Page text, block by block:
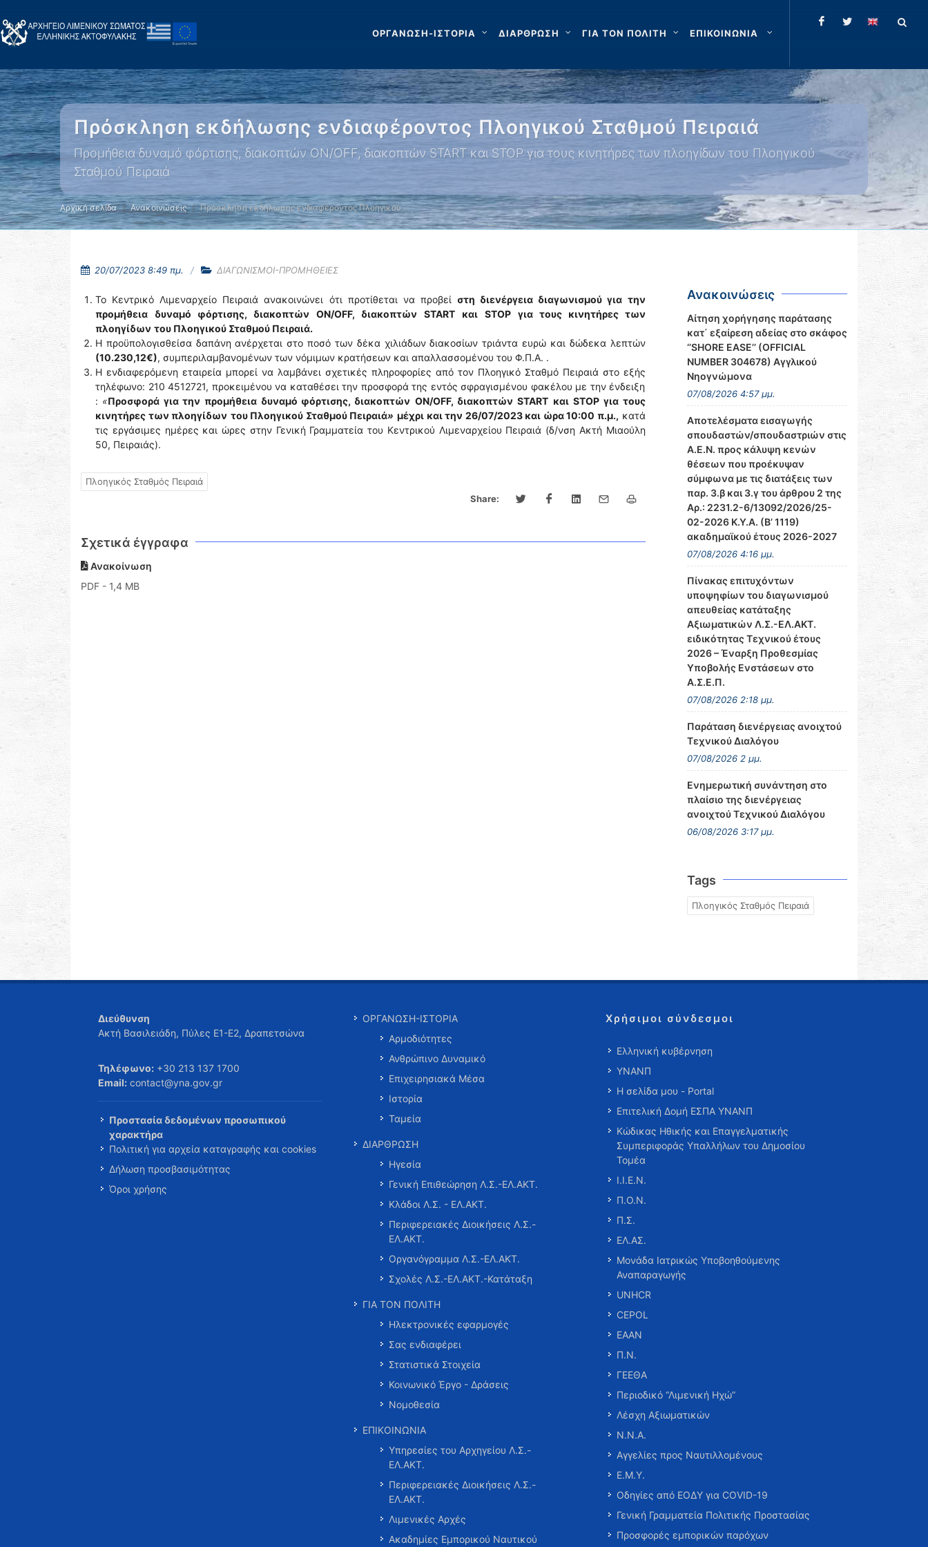
ΟΡΓΑΝΩΣΗ-ΙΣΤΟΡΙΑ ΔΙΑΡΘΡΩΣΗ ΓΙΑ ΤΟΝ ΠΟΛΙΤΗ ΕΠΙΚΟΙΝΩΝΙΑ
Πρόσκληση εκδήλωσης ενδιαφέροντος Πλοηγικού Σταθμού Πειραιά
Προμήθεια δυναμό φόρτισης, διακοπτών ON/OFF, διακοπτών START και STOP για τους κινητήρες των πλοηγίδων του Πλοηγικού
Σταθμού Πειραιά
Αρχική σελίδα Ανακοινώσεις Πρόσκληση εκδήλωσης ενδιαφέροντος Πλοηγικού …
20/07/2023 8:49 πμ. ΔΙΑΓΩΝΙΣΜΟΙ-ΠΡΟΜΗΘΕΙΕΣ
Το Κεντρικό Λιμεναρχείο Πειραιά ανακοινώνει ότι προτίθεται να προβεί στη διενέργεια διαγωνισμού για την
προμήθεια
δυναμό φόρτισης, διακοπτών ON/OFF, διακοπτών START και STOP
για τους κινητήρες των
πλοηγίδων του Πλοηγικού Σταθμού Πειραιά.
Η προϋπολογισθείσα δαπάνη ανέρχεται στο ποσό των δέκα χιλιάδων διακοσίων τριάντα ευρώ και δώδεκα λεπτών
(10.230,12€), συμπεριλαμβανομένων των νόμιμων κρατήσεων και απαλλασσομένου του Φ.Π.Α. .
Η ενδιαφερόμενη εταιρεία μπορεί να λαμβάνει σχετικές πληροφορίες από τον Πλοηγικό Σταθμό Πειραιά στο εξής
τηλέφωνο: 210 4512721, προκειμένου να καταθέσει την προσφορά της εντός σφραγισμένου φακέλου με την ένδειξη
: «Προσφορά για την προμήθεια δυναμό φόρτισης, διακοπτών ON/OFF, διακοπτών START και STOP για τους
κινητήρες των πλοηγίδων του Πλοηγικού Σταθμού Πειραιά» μέχρι και την 26/07/2023 και ώρα 10:00 π.μ., κατά
τις εργάσιμες ημέρες και ώρες στην Γενική Γραμματεία του Κεντρικού Λιμεναρχείου Πειραιά (δ/νση Ακτή Μιαούλη
50, Πειραιάς).
Πλοηγικός Σταθμός Πειραιά
Share:
Σχετικά έγγραφα
Ανακοίνωση
PDF - 1,4 MB
Ανακοινώσεις
Αίτηση χορήγησης παράτασης
κατ΄ εξαίρεση αδείας στο σκάφος
‘’SHORE EASE’’ (OFFICIAL
NUMBER 304678) Αγγλικού
Νηογνώμονα
07/08/2026 4:57 μμ.
Αποτελέσματα εισαγωγής
σπουδαστών/σπουδαστριών στις
Α.Ε.Ν. προς κάλυψη κενών
θέσεων που προέκυψαν
σύμφωνα με τις διατάξεις των
παρ. 3.β και 3.γ του άρθρου 2 της
Αρ.: 2231.2-6/13092/2026/25-
02-2026 Κ.Υ.Α. (Β’ 1119)
ακαδημαϊκού έτους 2026-2027
07/08/2026 4:16 μμ.
Πίνακας επιτυχόντων
υποψηφίων του διαγωνισμού
απευθείας κατάταξης
Αξιωματικών Λ.Σ.-ΕΛ.ΑΚΤ.
ειδικότητας Τεχνικού έτους
2026 – Έναρξη Προθεσμίας
Υποβολής Ενστάσεων στο
Α.Σ.Ε.Π.
07/08/2026 2:18 μμ.
Παράταση διενέργειας ανοιχτού
Τεχνικού Διαλόγου
07/08/2026 2 μμ.
Ενημερωτική συνάντηση στο
πλαίσιο της διενέργειας
ανοιχτού Τεχνικού Διαλόγου
06/08/2026 3:17 μμ.
Tags
Πλοηγικός Σταθμός Πειραιά
Διεύθυνση
Ακτή Βασιλειάδη, Πύλες Ε1-Ε2, Δραπετσώνα
Τηλέφωνο: +30 213 137 1700
Email: contact@yna.gov.gr
Προστασία δεδομένων προσωπικού
χαρακτήρα
Πολιτική για αρχεία καταγραφής και cookies
Δήλωση προσβασιμότητας
Όροι χρήσης
ΟΡΓΑΝΩΣΗ-ΙΣΤΟΡΙΑ
Αρμοδιότητες
Ανθρώπινο Δυναμικό
Επιχειρησιακά Μέσα
Ιστορία
Ταμεία
ΔΙΑΡΘΡΩΣΗ
Ηγεσία
Γενική Επιθεώρηση Λ.Σ.-ΕΛ.ΑΚΤ.
Κλάδοι Λ.Σ. - ΕΛ.ΑΚΤ.
Περιφερειακές Διοικήσεις Λ.Σ.-
ΕΛ.ΑΚΤ.
Οργανόγραμμα Λ.Σ.-ΕΛ.ΑΚΤ.
Σχολές Λ.Σ.-ΕΛ.ΑΚΤ.-Κατάταξη
ΓΙΑ ΤΟΝ ΠΟΛΙΤΗ
Ηλεκτρονικές εφαρμογές
Σας ενδιαφέρει
Στατιστικά Στοιχεία
Κοινωνικό Έργο - Δράσεις
Νομοθεσία
ΕΠΙΚΟΙΝΩΝΙΑ
Υπηρεσίες του Αρχηγείου Λ.Σ.-
ΕΛ.ΑΚΤ.
Περιφερειακές Διοικήσεις Λ.Σ.-
ΕΛ.ΑΚΤ.
Λιμενικές Αρχές
Ακαδημίες Εμπορικού Ναυτικού
Χρήσιμοι σύνδεσμοι
Ελληνική κυβέρνηση
ΥΝΑΝΠ
Η σελίδα μου - Portal
Επιτελική Δομή ΕΣΠΑ ΥΝΑΝΠ
Κώδικας Ηθικής και Επαγγελματικής
Συμπεριφοράς Υπαλλήλων του Δημοσίου
Τομέα
Ι.Ι.Ε.Ν.
Π.Ο.Ν.
Π.Σ.
ΕΛ.ΑΣ.
Μονάδα Ιατρικώς Υποβοηθούμενης
Αναπαραγωγής
UNHCR
CEPOL
ΕΑΑΝ
Π.Ν.
ΓΕΕΘΑ
Περιοδικό “Λιμενική Ηχώ”
Λέσχη Αξιωματικών
Ν.Ν.Α.
Αγγελίες προς Ναυτιλλομένους
Ε.Μ.Υ.
Οδηγίες από ΕΟΔΥ για COVID-19
Γενική Γραμματεία Πολιτικής Προστασίας
Προσφορές εμπορικών παρόχων